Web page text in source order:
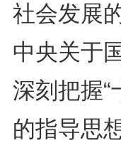
社会发展
中央关于
深刻把握“
的指导思